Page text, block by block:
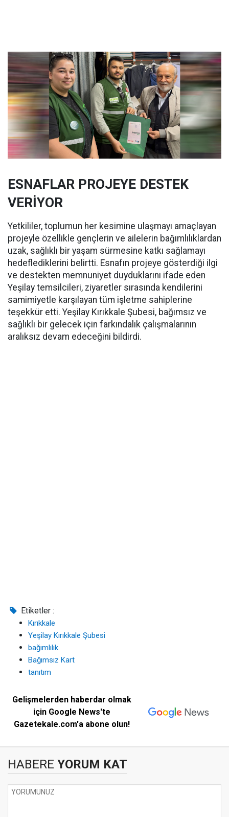
ESNAFLAR PROJEYE DESTEK
VERİYOR
Yetkililer, toplumun her kesimine ulaşmayı amaçlayan
projeyle özellikle gençlerin ve ailelerin bağımlılıklardan
uzak, sağlıklı bir yaşam sürmesine katkı sağlamayı
hedeflediklerini belirtti. Esnafın projeye gösterdiği ilgi
ve destekten memnuniyet duyduklarını ifade eden
Yeşilay temsilcileri, ziyaretler sırasında kendilerini
samimiyetle karşılayan tüm işletme sahiplerine
teşekkür etti. Yeşilay Kırıkkale Şubesi, bağımsız ve
sağlıklı bir gelecek için farkındalık çalışmalarının
aralıksız devam edeceğini bildirdi.
Etiketler :
Kırıkkale
Yeşilay Kırıkkale Şubesi
bağımlılık
Bağımsız Kart
tanıtım
Gelişmelerden haberdar olmak
için Google News'te
Gazetekale.com'a abone olun!
HABERE YORUM KAT